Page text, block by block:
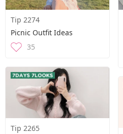
Tip 2274
Picnic Outfit Ideas
35
Tip 2265